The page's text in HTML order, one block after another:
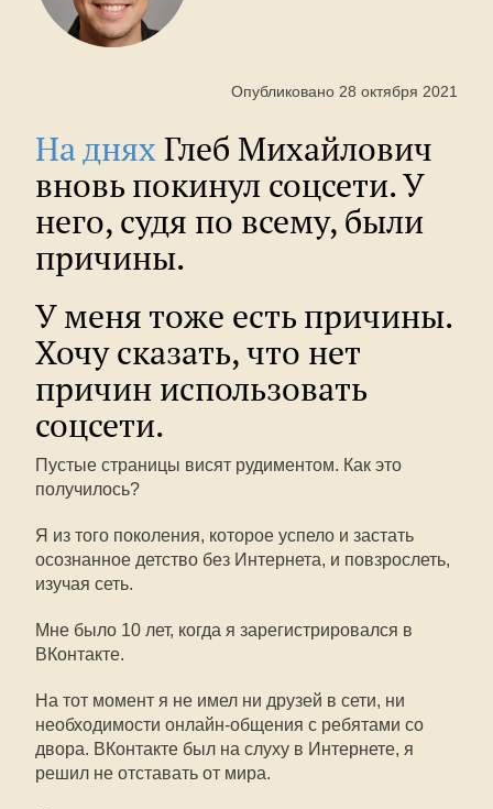
Опубликовано 28 октября 2021
На дняхГлеб Михайлович
вновь покинул соцсети. У
него, судя по всему, были
причины.
У меня тоже есть причины.
Хочу сказать, что нет
причин использовать
соцсети.
Пустые страницы висят рудиментом. Как это
получилось?
Я из того поколения, которое успело и застать
осознанное детство без Интернета, и повзрослеть,
изучая сеть.
Мне было 10 лет, когда я зарегистрировался в
ВКонтакте.
На тот момент я не имел ни друзей в сети, ни
необходимости онлайн-общения с ребятами со
двора. ВКонтакте был на слуху в Интернете, я
решил не отставать от мира.